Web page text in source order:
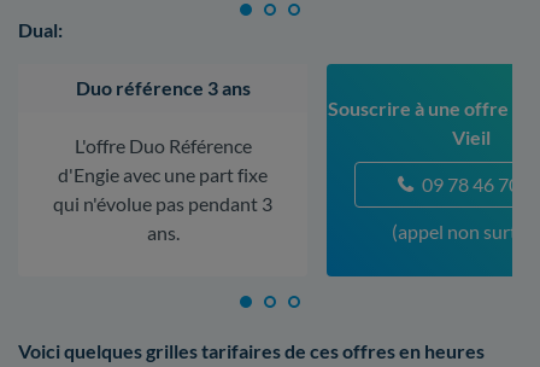
Dual:
Duo référence 3 ans
L'offre Duo Référence
d'Engie avec une part fixe
qui n'évolue pas pendant 3
ans.
Souscrire à une offre à
Vieil
09 78 46 70
(appel non
Voici quelques grilles tarifaires de ces offres en heures